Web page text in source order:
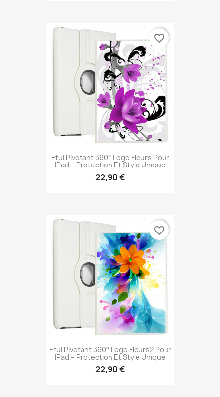
Étui Pivotant 360° Logo Fleurs Pour
IPad – Protection Et Style Unique
22,90 €
favorite_border
Étui Pivotant 360° Logo Fleurs2 Pour
IPad – Protection Et Style Unique
22,90 €
favorite_border